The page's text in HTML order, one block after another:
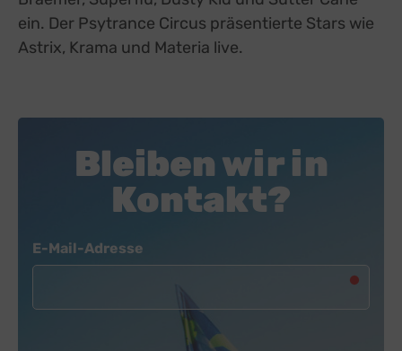
ein. Der Psytrance Circus präsentierte Stars wie
Astrix, Krama und Materia live.
Bleiben wir in
Kontakt?
E-Mail-Adresse